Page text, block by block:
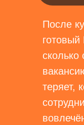
После
сколько
теряет,